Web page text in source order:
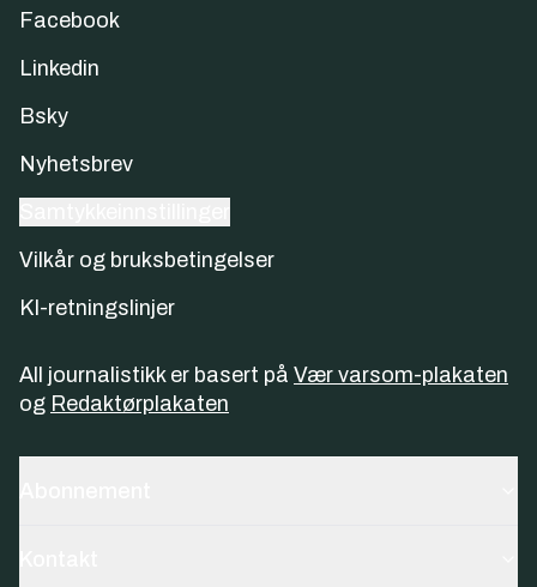
Facebook
Linkedin
Bsky
Nyhetsbrev
Vilkår og bruksbetingelser
KI-retningslinjer
All journalistikk er basert på Vær varsom-plakaten
og Redaktørplakaten